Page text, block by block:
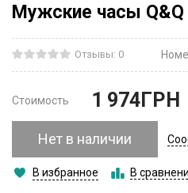
Мужские часы Q&Q
Отзывы: 0
Стоимость 1 974ГРН
Нет в наличии
В избранное В